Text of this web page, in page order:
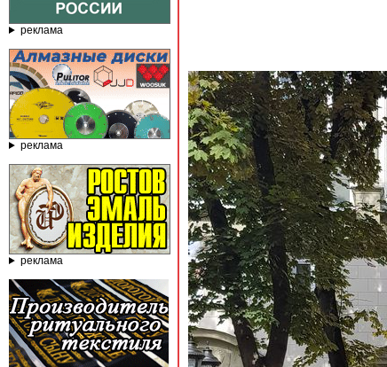
реклама
реклама
реклама